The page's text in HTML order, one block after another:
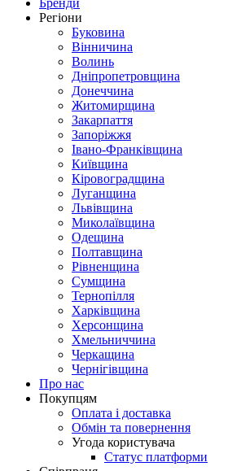
Бренди
Регіони
Буковина
Вінничина
Волинь
Дніпропетровщина
Донеччина
Житомирщина
Закарпаття
Запоріжжя
Івано-Франківщина
Київщина
Кіровоградщина
Луганщина
Львівщина
Миколаївщина
Одещина
Полтавщина
Рівненщина
Сумщина
Тернопілля
Харківщина
Херсонщина
Хмельниччина
Черкащина
Чернігівщина
Про нас
Покупцям
Оплата і доставка
Обмін та повернення
Угода користувача
Статус платформи